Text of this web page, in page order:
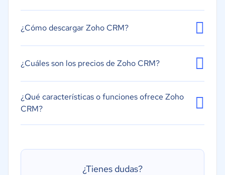
¿Cómo descargar Zoho CRM?
¿Cuáles son los precios de Zoho CRM?
¿Qué características o funciones ofrece Zoho
CRM?
¿Tienes dudas?